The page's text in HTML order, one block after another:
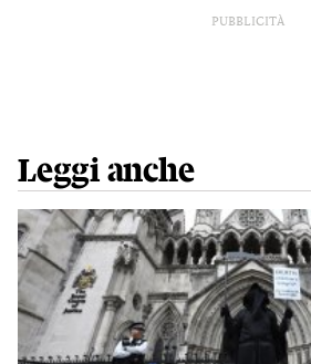
PUBBLICITÀ
Leggi anche